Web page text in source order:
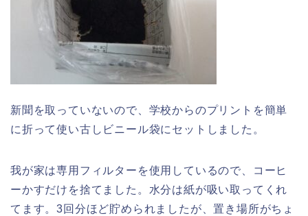
新聞を取っていないので、学校からのプリントを簡単
に折って使い古しビニール袋にセットしました。
我が家は専用フィルターを使用しているので、コーヒ
ーかすだけを捨てました。水分は紙が吸い取ってくれ
てます。3回分ほど貯められましたが、置き場所がちょ